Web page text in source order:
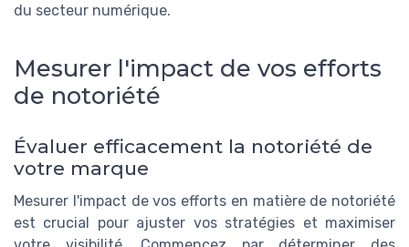
du secteur numérique.
Mesurer l'impact de vos efforts
de notoriété
Évaluer efficacement la notoriété de
votre marque
Mesurer l'impact de vos efforts en matière de notoriété
est crucial pour ajuster vos stratégies et maximiser